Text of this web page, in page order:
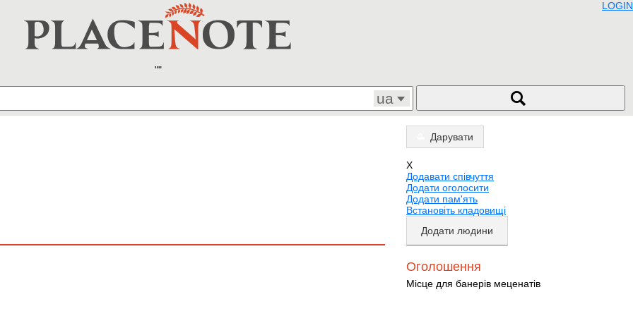
LOGIN
ua
Дарувати
X
Додавати співчуття
Додати оголосити
Додати пам'ять
Встановіть кладовищі
Додати людини
Оголошення
Місце для банерів меценатів